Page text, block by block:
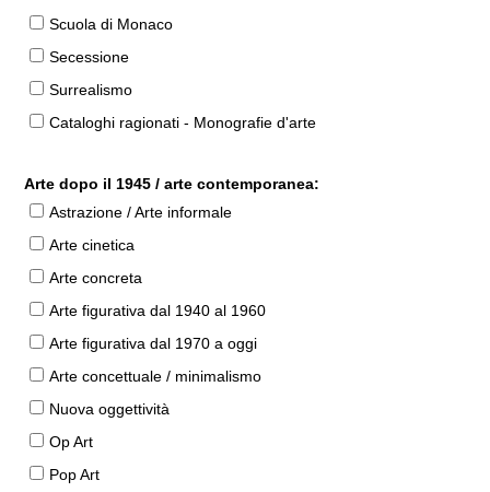
Scuola di Monaco
Secessione
Surrealismo
Cataloghi ragionati - Monografie d'arte
Arte dopo il 1945 / arte contemporanea:
Astrazione / Arte informale
Arte cinetica
Arte concreta
Arte figurativa dal 1940 al 1960
Arte figurativa dal 1970 a oggi
Arte concettuale / minimalismo
Nuova oggettività
Op Art
Pop Art